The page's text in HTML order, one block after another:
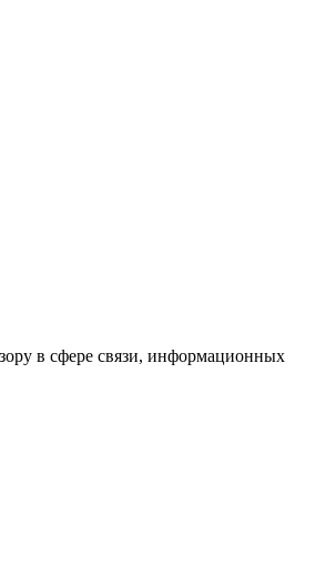
в сфере связи, информационных